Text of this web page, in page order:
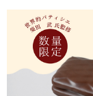
ショッピン
その他